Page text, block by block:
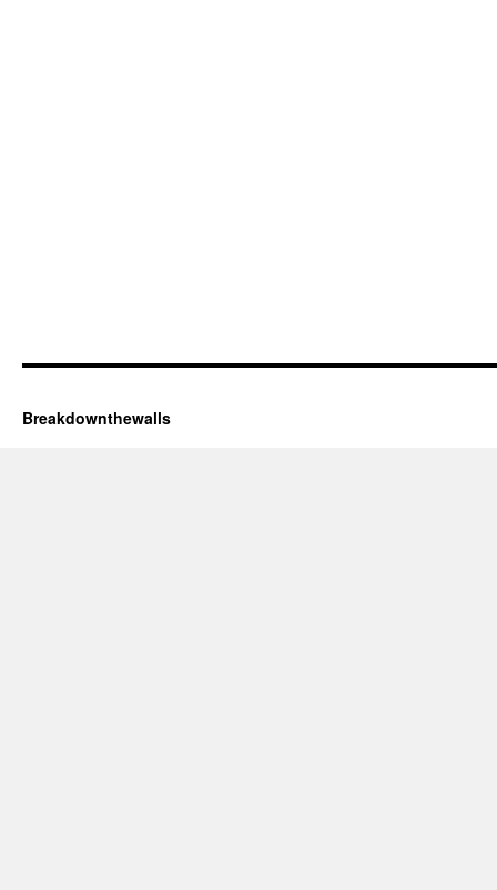
Breakdownthewalls